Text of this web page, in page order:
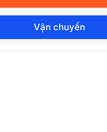
Vận chuyển